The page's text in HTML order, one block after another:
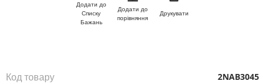
Додати до
Списку
Бажань
Додати до
порівняння
Друкувати
Код товару 2NAB3045